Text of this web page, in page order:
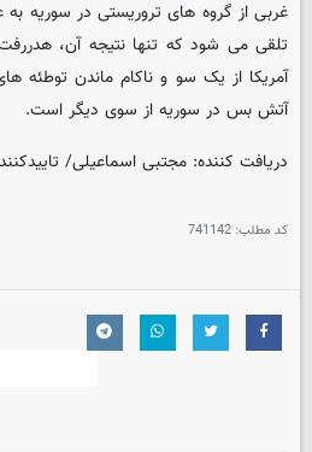
غربی از گروه های تروریستی در سوریه
تلقی می شود که تنها نتیجه آن،
آمریکا از یک سو و ناکام ماندن توطئه
آتش بس در سوریه از سوی دیگر است.
دریافت کننده: مجتبی اسماعیلی/
کد مطلب: 741142